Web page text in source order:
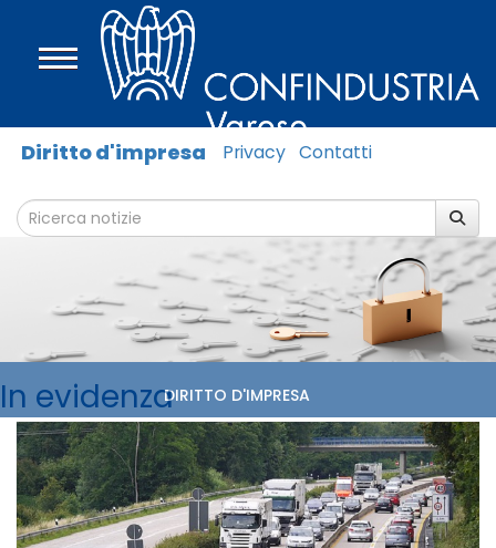
Diritto d'impresa Privacy Contatti
DIRITTO D'IMPRESA
In evidenza